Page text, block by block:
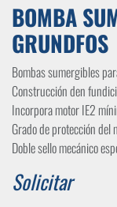
BOMBA
GRUNDFOS
Bombas sumergibles
Construcción den
Incorpora motor IE2
Grado de protección del
Doble sello mecánico
Solicitar